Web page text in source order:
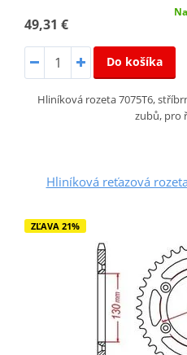
49,31 €
Do košíka
Hliníková rozeta 7075T6,
zubů, pro
Hliníková reťazová
ZĽAVA 21%